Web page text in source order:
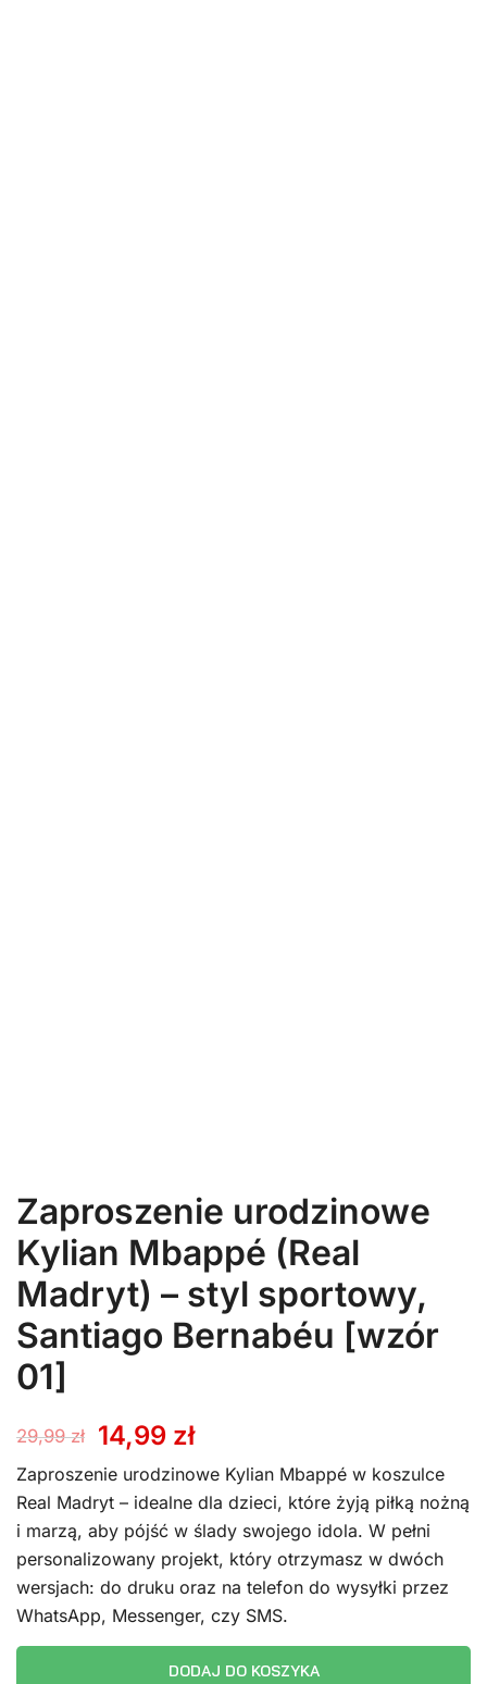
Zaproszenie urodzinowe
Kylian Mbappé (Real
Madryt) – styl sportowy,
Santiago Bernabéu [wzór
01]
29,99zł
Pierwotna
cena
wynosiła:
29,99 zł.
14,99 złAktualna
cena
wynosi:
14,99 zł.
Zaproszenie urodzinowe Kylian Mbappé w koszulce
Real Madryt – idealne dla dzieci, które żyją piłką nożną
i marzą, aby pójść w ślady swojego idola. W pełni
personalizowany projekt, który otrzymasz w dwóch
wersjach: do druku oraz na telefon do wysyłki przez
WhatsApp, Messenger, czy SMS.
DODAJ DO KOSZYKA